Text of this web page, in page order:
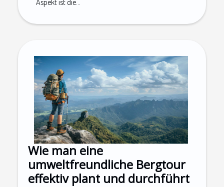
Wie man eine
umweltfreundliche Bergtour
effektiv plant und durchführt